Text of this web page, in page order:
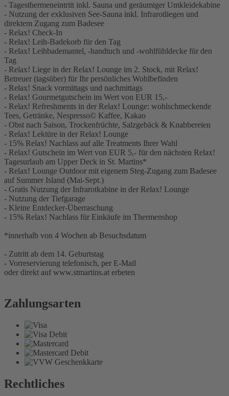
- Tagesthermeneintritt inkl. Sauna und geräumiger Umkleidekabine
- Nutzung der exklusiven See-Sauna inkl. Infrarotliegen und
direktem Zugang zum Badesee
- Relax! Check-In
- Relax! Leih-Badekorb für den Tag
- Relax! Leihbademantel, -handtuch und -wohlfühldecke für den
Tag
- Relax! Liege in der Relax! Lounge im 2. Stock, mit Relax!
Betreuer (tagsüber) für Ihr persönliches Wohlbefinden
- Relax! Snack vormittags und nachmittags
- Relax! Gourmetgutschein im Wert von EUR 15,-
- Relax! Refreshments in der Relax! Lounge: wohlschmeckende
Tees, Getränke, Nespresso© Kaffee, Kakao
- Obst nach Saison, Trockenfrüchte, Salzgebäck & Knabbereien
- Relax! Lektüre in der Relax! Lounge
- 15% Relax! Nachlass auf alle Treatments Ihrer Wahl
- Relax! Gutschein im Wert von EUR 5,- für den nächsten Relax!
Tagesurlaub am Upper Deck in St. Martins*
- Relax! Lounge Outdoor mit eigenem Steg-Zugang zum Badesee
auf Summer Island (Mai-Sept.)
- Gratis Nutzung der Infrarotkabine in der Relax! Lounge
- Nutzung der Tiefgarage
- Kleine Entdecker-Überraschung
- 15% Relax! Nachlass für Einkäufe im Thermenshop
*innerhalb von 4 Wochen ab Besuchsdatum
- Zutritt ab dem 14. Geburtstag
- Vorreservierung telefonisch, per E-Mail
oder direkt auf www.stmartins.at erbeten
Zahlungsarten
Rechtliches